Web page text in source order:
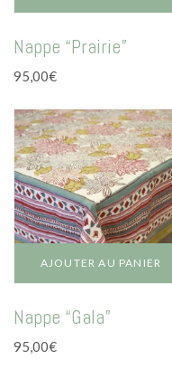
Faites des heureux
Nappe “Prairie”
95,00€
AJOUTER AU PANIER
Nappe “Gala”
95,00€